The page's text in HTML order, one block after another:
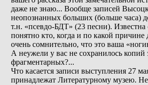
даже не знаю... Вообще записей
неопознанных больших (больше часа)
т.н. «псевдо-БДТ» (23 песни). Известна
понятно кто, когда и по какой
очень сомнительно, что это ваша
А неужели у вас не сохранилось копий
фрагментарных?...
Что касается записи выступления 27
принадлежат Литературному музею.